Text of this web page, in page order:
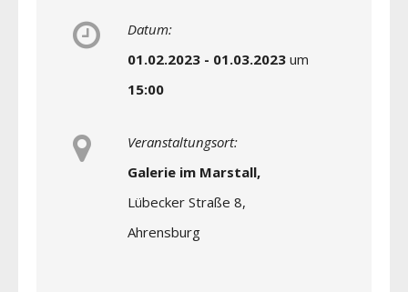
Datum:
01.02.2023 - 01.03.2023 um
15:00
Veranstaltungsort:
Galerie im Marstall,
Lübecker Straße 8,
Ahrensburg